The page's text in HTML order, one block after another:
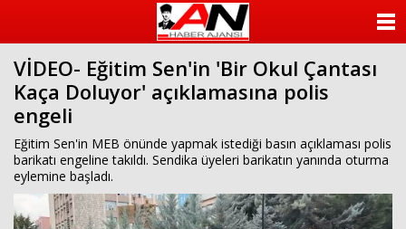
VİDEO- Eğitim Sen'in 'Bir Okul Çantası
Kaça Doluyor' açıklamasına polis
engeli
Eğitim Sen'in MEB önünde yapmak istediği basın açıklaması polis
barikatı engeline takıldı. Sendika üyeleri barikatın yanında oturma
eylemine başladı.
KATEGORİLER
ANKETLER
FOTO GALERİ